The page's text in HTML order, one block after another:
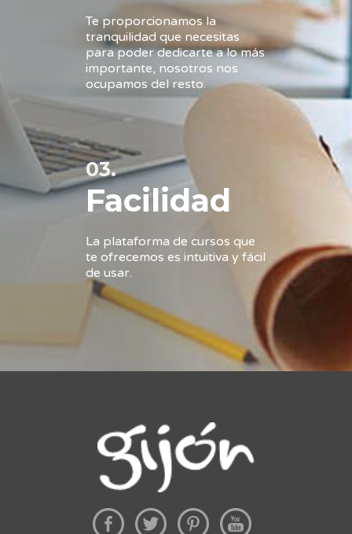
Te proporcionamos la
tranquilidad que necesitas
para poder dedicarte a lo más
importante, nosotros nos
ocupamos del resto.
03.
Facilidad
La plataforma de cursos que
te ofrecemos es intuitiva y fácil
de usar.